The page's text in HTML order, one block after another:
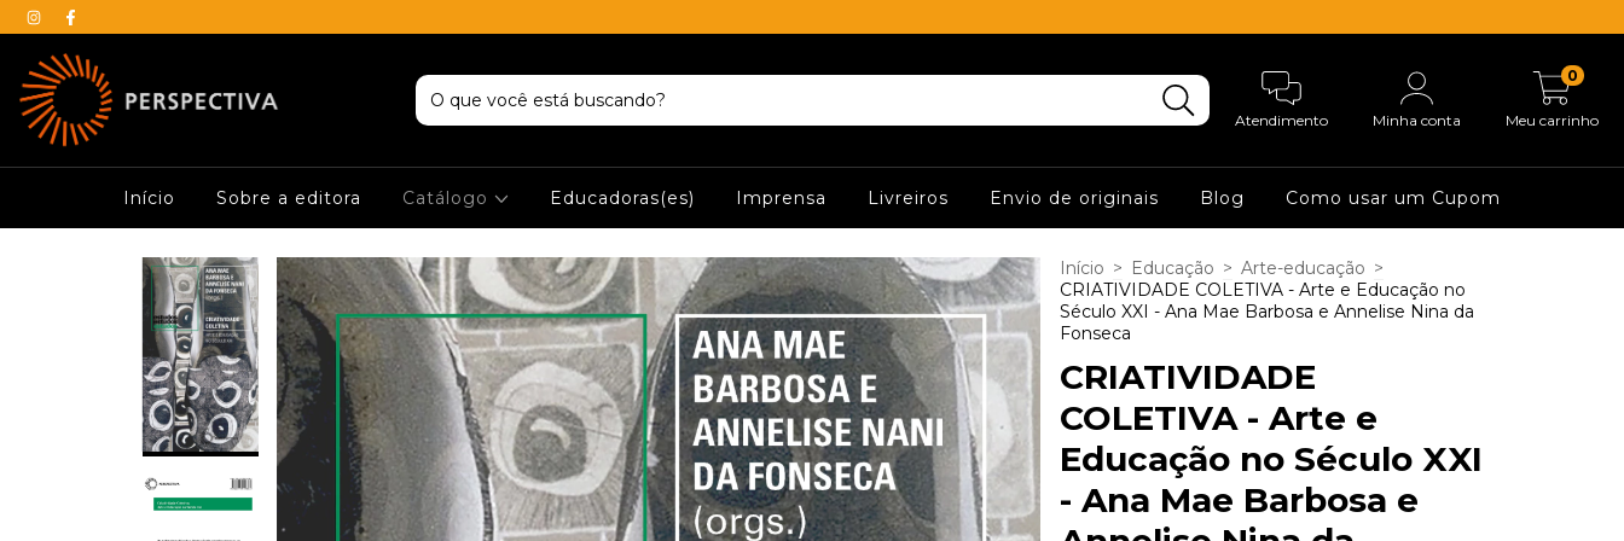
Atendimento Minha conta Meu carrinho
0
Início Sobre a editora Catálogo Educadoras(es) Imprensa Livreiros Envio de originais Blog Como usar um Cupom
Início > Educação > Arte-educação >
CRIATIVIDADE COLETIVA - Arte e Educação no
Século XXI - Ana Mae Barbosa e Annelise Nina da
Fonseca
CRIATIVIDADE
COLETIVA - Arte e
Educação no Século XXI
- Ana Mae Barbosa e